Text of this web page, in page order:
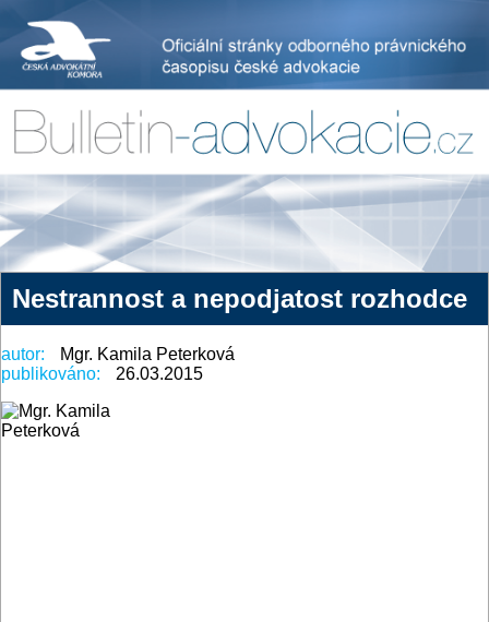
Nestrannost a nepodjatost rozhodce
autor:
Mgr. Kamila Peterková
publikováno:
26.03.2015